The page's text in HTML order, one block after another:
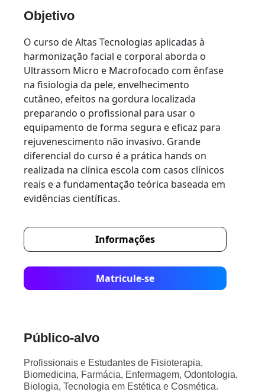
Objetivo
O curso de Altas Tecnologias aplicadas à
harmonização facial e corporal aborda o
Ultrassom Micro e Macrofocado com ênfase
na fisiologia da pele, envelhecimento
cutâneo, efeitos na gordura localizada
preparando o profissional para usar o
equipamento de forma segura e eficaz para
rejuvenescimento não invasivo. Grande
diferencial do curso é a prática hands on
realizada na clínica escola com casos clínicos
reais e a fundamentação teórica baseada em
evidências científicas.
Informações
Matricule-se
Público-alvo
Profissionais e Estudantes de Fisioterapia,
Biomedicina, Farmácia, Enfermagem, Odontologia,
Biologia, Tecnologia em Estética e Cosmética.